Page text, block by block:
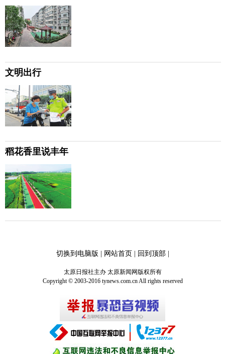
文明出行
稻花香里说丰年
切换到电脑版 | 网站首页| 回到顶部|
太原日报社主办 太原新闻网版权所有
Copyright © 2003-2016 tynews.com.cn All rights reserved